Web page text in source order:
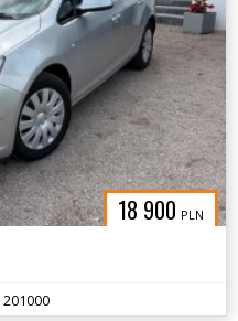
18 900 PLN
201000